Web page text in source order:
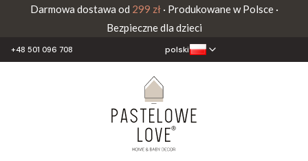
Darmowa dostawa od 299 zł· Produkowane w Polsce ·
Bezpieczne dla dzieci
+48 501 096 708 polski